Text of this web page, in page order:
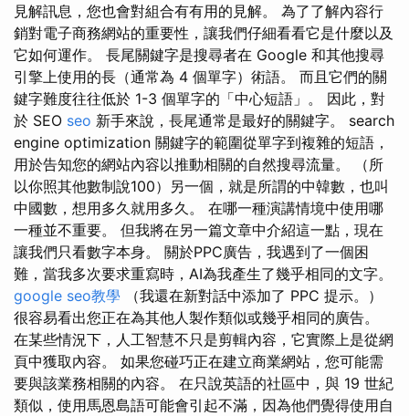
見解訊息，您也會對組合有有用的見解。 為了了解內容行
銷對電子商務網站的重要性，讓我們仔細看看它是什麼以及
它如何運作。 長尾關鍵字是搜尋者在 Google 和其他搜尋
引擎上使用的長（通常為 4 個單字）術語。 而且它們的關
鍵字難度往往低於 1-3 個單字的「中心短語」。 因此，對
於 SEO seo 新手來說，長尾通常是最好的關鍵字。 search
engine optimization 關鍵字的範圍從單字到複雜的短語，
用於告知您的網站內容以推動相關的自然搜尋流量。 （所
以你照其他數制說100）另一個，就是所謂的中韓數，也叫
中國數，想用多久就用多久。 在哪一種演講情境中使用哪
一種並不重要。 但我將在另一篇文章中介紹這一點，現在
讓我們只看數字本身。 關於PPC廣告，我遇到了一個困
難，當我多次要求重寫時，AI為我產生了幾乎相同的文字。
google seo教學 （我還在新對話中添加了 PPC 提示。）
很容易看出您正在為其他人製作類似或幾乎相同的廣告。
在某些情況下，人工智慧不只是剪輯內容，它實際上是從網
頁中獲取內容。 如果您碰巧正在建立商業網站，您可能需
要與該業務相關的內容。 在只說英語的社區中，與 19 世紀
類似，使用馬恩島語可能會引起不滿，因為他們覺得使用自